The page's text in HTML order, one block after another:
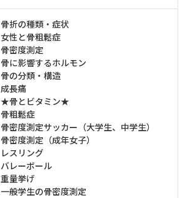
骨折の種類・症状
女性と骨粗鬆症
骨密度測定
骨に影響するホルモン
骨の分類・構造
成長痛
★骨とビタミン★
骨粗鬆症
骨密度測定サッカー（大学生、中学生）
骨密度測定（成年女子）
レスリング
バレーボール
重量挙げ
一般学生の骨密度測定